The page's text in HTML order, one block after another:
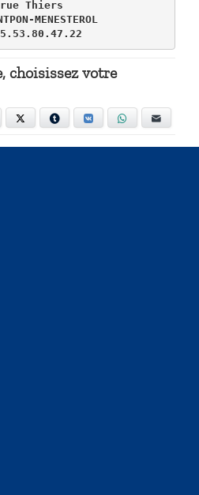
Thiers
MENESTEROL
choisissez votre
Tumblr VKontakteWhatsApp